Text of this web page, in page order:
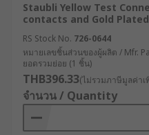
Staubli Yellow Test
contacts and Gold Plated
RS Stock No. 726-0644
หมายเลขชิ้นส่วนของผู้ผลิต / Mfr.
ยอดรวมย่อย (1 ชิ้น)
THB396.33(ไม่รวมภาษีมูลค่าเ
จำนวน / Quantity